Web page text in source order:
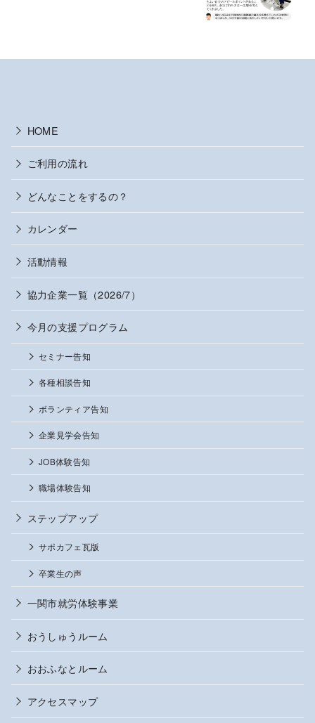
HOME
ご利用の流れ
どんなことをするの？
カレンダー
活動情報
協力企業一覧（2026/7）
今月の支援プログラム
セミナー告知
各種相談告知
ボランティア告知
企業見学会告知
JOB体験告知
職場体験告知
ステップアップ
サポカフェ瓦版
卒業生の声
一関市就労体験事業
おうしゅうルーム
おおふなとルーム
アクセスマップ